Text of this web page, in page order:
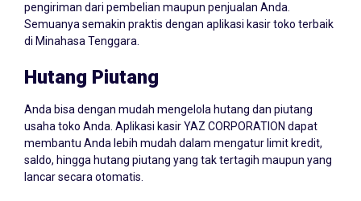
pengiriman dari pembelian maupun penjualan Anda.
Semuanya semakin praktis dengan aplikasi kasir toko terbaik
di Minahasa Tenggara.
Hutang Piutang
Anda bisa dengan mudah mengelola hutang dan piutang
usaha toko Anda. Aplikasi kasir YAZ CORPORATION dapat
membantu Anda lebih mudah dalam mengatur limit kredit,
saldo, hingga hutang piutang yang tak tertagih maupun yang
lancar secara otomatis.